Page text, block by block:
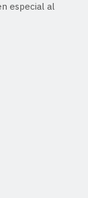
especial al